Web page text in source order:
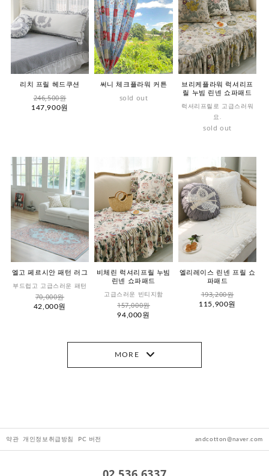
리치 프릴 헤드쿠션
246,500원
147,900원
써니 체크플라워 커튼
sold out
브리케플라워 럭셔리프
릴 누빔 린넨 쇼파패드
럭셔리프릴로 고급스러워
요.
sold out
엘고 페르시안 패턴 러그
부드럽고 고급스러운 패턴
70,000원
42,000원
비체린 럭셔리프릴 누빔
린넨 쇼파패드
고급스러운 빈티지함
157,000원
94,000원
엘리레이스 린넨 프릴 쇼
파패드
193,200원
115,900원
MORE
약관 개인정보취급방침 PC 버전 andcotton@naver.com